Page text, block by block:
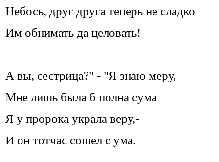
Небось, друг друга теперь не сладко
Им обнимать да целовать!
А вы, сестрица?" - "Я знаю меру,
Мне лишь была б полна сума
Я у пророка украла веру,-
И он тотчас сошел с ума.